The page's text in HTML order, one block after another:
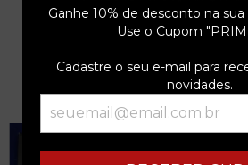
Ganhe 10% de desconto na
Use o Cupom
Cadastre o seu e-mail para
novidades.
PROMO NOVELA - MEU BEM
QUERER - CD PROMO...
R$25,49
x deR$8,50 sem juros
BETH